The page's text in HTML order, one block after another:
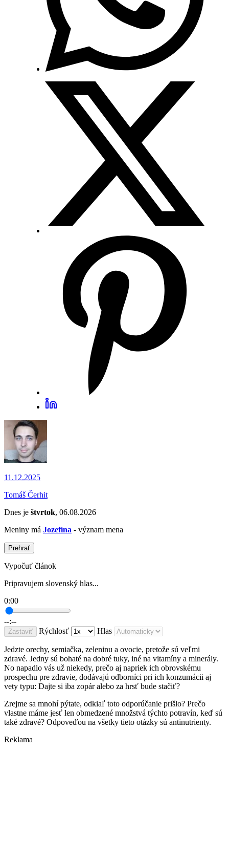
11.12.2025
Tomáš Čerhit
Dnes je štvrtok, 06.08.2026
Meniny má Jozefína - význam mena
Prehrať
Vypočuť článok
Pripravujem slovenský hlas...
0:00
--:--
Zastaviť Rýchlosť Hlas
Jedzte orechy, semiačka, zeleninu a ovocie, pretože sú veľmi
zdravé. Jedny sú bohaté na dobré tuky, iné na vitamíny a minerály.
No napadlo vás už niekedy, prečo aj napriek ich obrovskému
prospechu pre zdravie, dodávajú odborníci pri ich konzumácii aj
vety typu: Dajte si iba zopár alebo za hrsť bude stačiť?
Zrejme sa mnohí pýtate, odkiaľ toto odporúčanie prišlo? Prečo
vlastne máme jesť len obmedzené množstvá týchto potravín, keď sú
také zdravé? Odpoveďou na všetky tieto otázky sú antinutrienty.
Reklama